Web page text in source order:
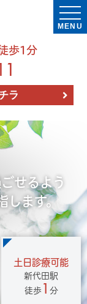
MENU
歩1分
ラ
せるよう
します。
土日診療可能
新代田駅
徒歩 1 分